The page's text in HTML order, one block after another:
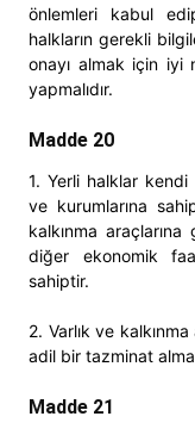
önlemleri kabul
halkların gerekli
onayı almak için iyi
yapmalıdır.
Madde 20
1. Yerli halklar
ve kurumlarına
kalkınma
diğer ekonomik
sahiptir.
2. Varlık ve
adil bir tazminat
Madde 21